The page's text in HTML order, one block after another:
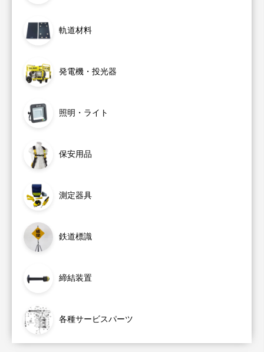
軌道材料
発電機・投光器
照明・ライト
保安用品
測定器具
鉄道標識
締結装置
各種サービスパーツ